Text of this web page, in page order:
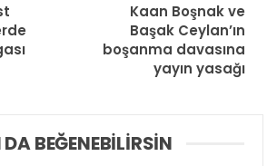
Kaan Boşnak ve
Başak Ceylan’ın
boşanma davasına
yayın yasağı
BEĞENEBILIRSIN